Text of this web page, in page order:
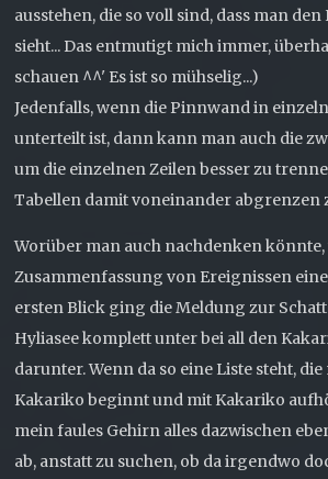
ausstehen, die so voll sind, dass man
sieht... Das entmutigt mich immer,
schauen ^^' Es ist so mühselig...)
Jedenfalls, wenn die Pinnwand in
unterteilt ist, dann kann man auch die
um die einzelnen Zeilen besser zu
Tabellen damit voneinander abgrenzen
Worüber man auch nachdenken könnte,
Zusammenfassung von Ereignissen
ersten Blick ging die Meldung zur
Hyliasee komplett unter bei all den
darunter. Wenn da so eine Liste steht,
Kakariko beginnt und mit Kakariko
mein faules Gehirn alles dazwischen
ab, anstatt zu suchen, ob da irgendwo